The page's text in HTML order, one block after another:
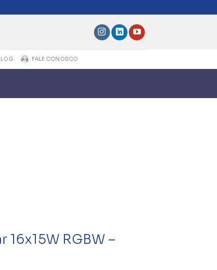
FALE CONOSCO
16x15W RGBW –